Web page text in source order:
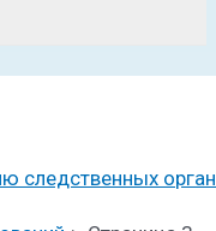
следственных